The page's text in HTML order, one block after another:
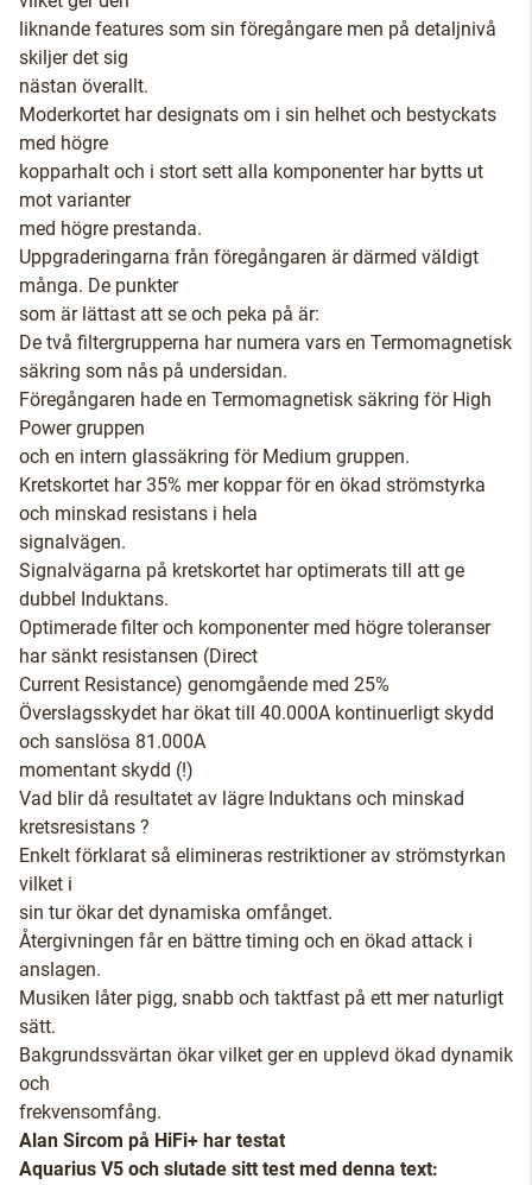
liknande features som sin föregångare men på detaljnivå
skiljer det sig
nästan överallt.
Moderkortet har designats om i sin helhet och bestyckats
med högre
kopparhalt och i stort sett alla komponenter har bytts ut
mot varianter
med högre prestanda.
Uppgraderingarna från föregångaren är därmed väldigt
många. De punkter
som är lättast att se och peka på är:
De två filtergrupperna har numera vars en Termomagnetisk
säkring som nås på undersidan.
Föregångaren hade en Termomagnetisk säkring för High
Power gruppen
och en intern glassäkring för Medium gruppen.
Kretskortet har 35% mer koppar för en ökad strömstyrka
och minskad resistans i hela
signalvägen.
Signalvägarna på kretskortet har optimerats till att ge
dubbel Induktans.
Optimerade filter och komponenter med högre toleranser
har sänkt resistansen (Direct
Current Resistance) genomgående med 25%
Överslagsskydet har ökat till 40.000A kontinuerligt skydd
och sanslösa 81.000A
momentant skydd (!)
Vad blir då resultatet av lägre Induktans och minskad
kretsresistans ?
Enkelt förklarat så elimineras restriktioner av strömstyrkan
vilket i
sin tur ökar det dynamiska omfånget.
Återgivningen får en bättre timing och en ökad attack i
anslagen.
Musiken låter pigg, snabb och taktfast på ett mer naturligt
sätt.
Bakgrundssvärtan ökar vilket ger en upplevd ökad dynamik
och
frekvensomfång.
Alan Sircom på HiFi+ har testat
Aquarius V5 och slutade sitt test med denna text: